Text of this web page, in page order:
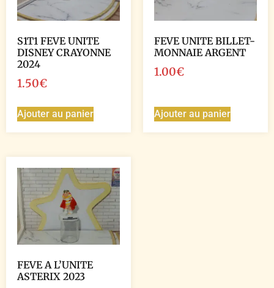
S1T1 FEVE UNITE
DISNEY CRAYONNE
2024
1.50€
Ajouter au panier
FEVE UNITE BILLET-
MONNAIE ARGENT
1.00€
Ajouter au panier
FEVE A L’UNITE
ASTERIX 2023